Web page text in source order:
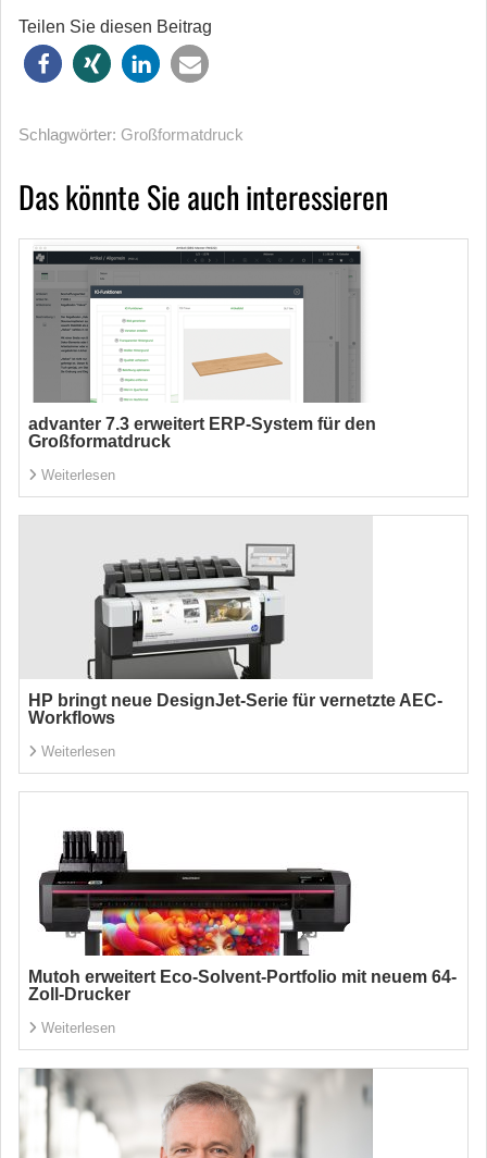
Teilen Sie diesen Beitrag
Schlagwörter: Großformatdruck
Das könnte Sie auch interessieren
advanter 7.3 erweitert ERP-System für den
Großformatdruck
Weiterlesen
HP bringt neue DesignJet-Serie für vernetzte AEC-
Workflows
Weiterlesen
Mutoh erweitert Eco-Solvent-Portfolio mit neuem 64-
Zoll-Drucker
Weiterlesen